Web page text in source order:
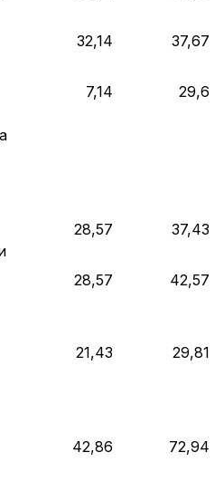
32,14 37,67
7,14 29,6
28,57 37,43
28,57 42,57
21,43 29,81
42,86 72,94